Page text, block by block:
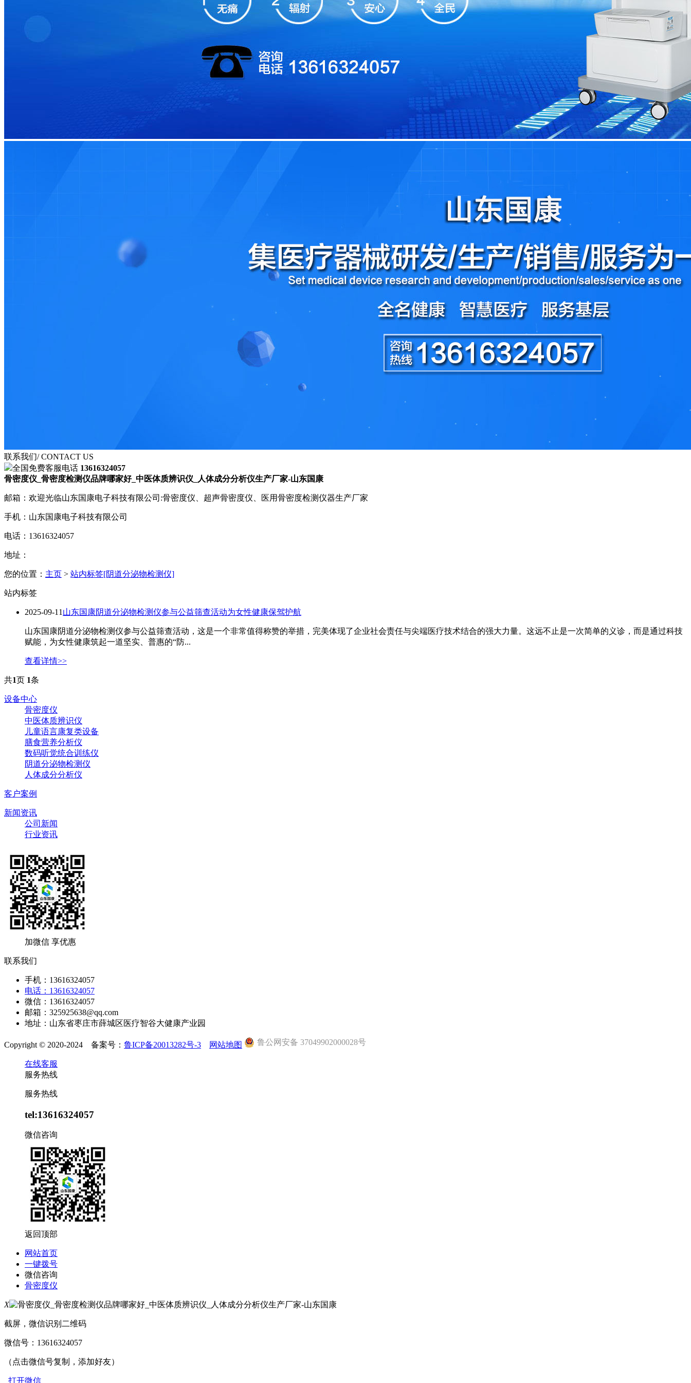
联系我们/ CONTACT US
全国免费客服电话 13616324057
骨密度仪_骨密度检测仪品牌哪家好_中医体质辨识仪_人体成分分析仪生产厂家-山东国康
邮箱：欢迎光临山东国康电子科技有限公司:骨密度仪、超声骨密度仪、医用骨密度检测仪器生产厂家
手机：山东国康电子科技有限公司
电话：13616324057
地址：
您的位置： 主页 > 站内标签[阴道分泌物检测仪]
站内标签
2025-09-11 山东国康阴道分泌物检测仪参与公益筛查活动为女性健康保驾护航
山东国康阴道分泌物检测仪参与公益筛查活动，这是一个非常值得称赞的举措，完美体现了企业社会责任与尖端医疗技术结合的强大力量。这远不止是一次简单的义诊，而是通过科技
赋能，为女性健康筑起一道坚实、普惠的“防...
查看详情>>
共1页 1条
设备中心
骨密度仪
中医体质辨识仪
儿童语言康复类设备
膳食营养分析仪
数码听觉统合训练仪
阴道分泌物检测仪
人体成分分析仪
客户案例
新闻资讯
公司新闻
行业资讯
加微信 享优惠
联系我们
手机：13616324057
电话：13616324057
微信：13616324057
邮箱：325925638@qq.com
地址：山东省枣庄市薛城区医疗智谷大健康产业园
Copyright © 2020-2024 备案号： 鲁ICP备20013282号-3 网站地图 鲁公网安备 37049902000028号
在线客服
服务热线
服务热线
tel:13616324057
微信咨询
返回顶部
网站首页
一键拨号
微信咨询
骨密度仪
X
截屏，微信识别二维码
微信号： 13616324057
（点击微信号复制，添加好友）
打开微信